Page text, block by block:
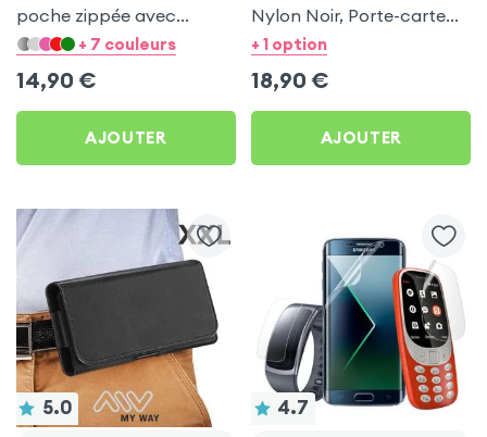
poche zippée avec
mousqueton + Lanière -
+ 7 couleurs
14,90 €
AJOUTER
Nylon Noir, Porte-carte
intégré pour Sony Xperia
+ 1 option
18,90 €
AJOUTER
5.0 4.7